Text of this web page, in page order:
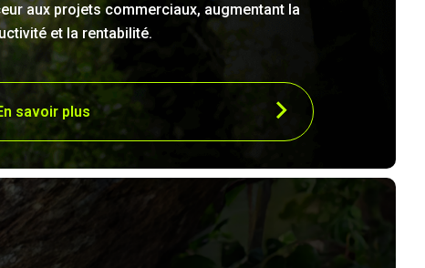
aux projets commerciaux, augmentant la
et la rentabilité.
savoir plus